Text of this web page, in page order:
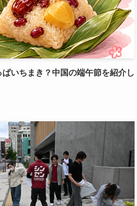
いちまき？中国の端午節を紹介し